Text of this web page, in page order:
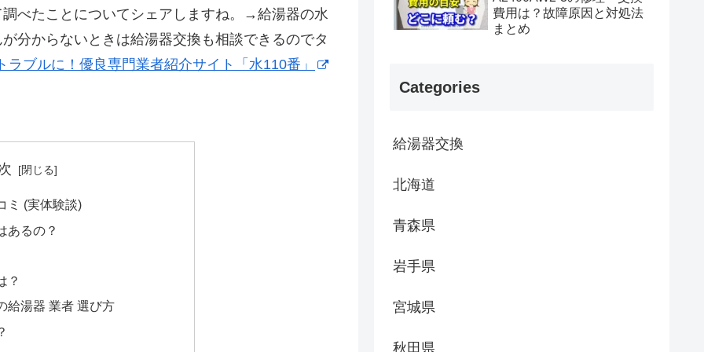
べたことについてシェアしますね。→給湯器の水
分からないときは給湯器交換も相談できるのでタ
ラブルに！優良専門業者紹介サイト「水110番」
ミ (実体験談)
あるの？
？
給湯器 業者 選び方
費用は？故障原因と対処法
まとめ
Categories
給湯器交換
北海道
青森県
岩手県
宮城県
秋田県